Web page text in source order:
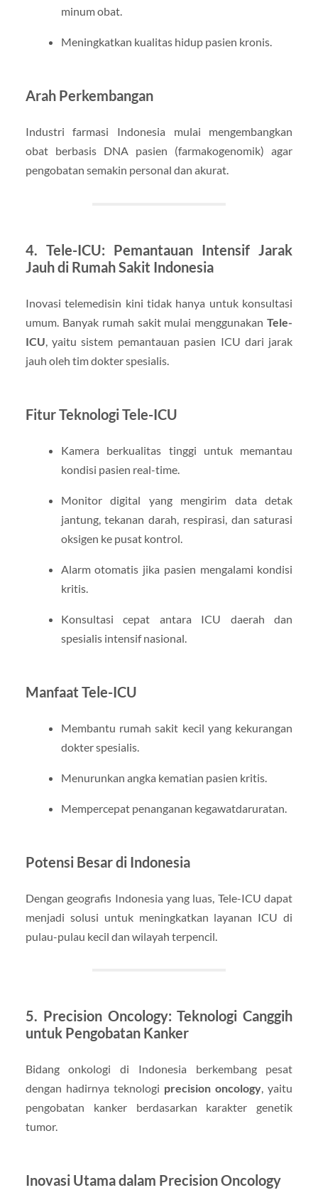
minum obat.
Meningkatkan kualitas hidup pasien kronis.
Arah Perkembangan
Industri farmasi Indonesia mulai mengembangkan
obat berbasis DNA pasien (farmakogenomik) agar
pengobatan semakin personal dan akurat.
4. Tele-ICU: Pemantauan Intensif Jarak
Jauh di Rumah Sakit Indonesia
Inovasi telemedisin kini tidak hanya untuk konsultasi
umum. Banyak rumah sakit mulai menggunakanTele-
ICU , yaitu sistem pemantauan pasien ICU dari jarak
jauh oleh tim dokter spesialis.
Fitur Teknologi Tele-ICU
Kamera berkualitas tinggi untuk memantau
kondisi pasien real-time.
Monitor digital yang mengirim data detak
jantung, tekanan darah, respirasi, dan saturasi
oksigen ke pusat kontrol.
Alarm otomatis jika pasien mengalami kondisi
kritis.
Konsultasi cepat antara ICU daerah dan
spesialis intensif nasional.
Manfaat Tele-ICU
Membantu rumah sakit kecil yang kekurangan
dokter spesialis.
Menurunkan angka kematian pasien kritis.
Mempercepat penanganan kegawatdaruratan.
Potensi Besar di Indonesia
Dengan geografis Indonesia yang luas, Tele-ICU dapat
menjadi solusi untuk meningkatkan layanan ICU di
pulau-pulau kecil dan wilayah terpencil.
5. Precision Oncology: Teknologi Canggih
untuk Pengobatan Kanker
Bidang onkologi di Indonesia berkembang pesat
dengan hadirnya teknologi precision oncology, yaitu
pengobatan kanker berdasarkan karakter genetik
tumor.
Inovasi Utama dalam Precision Oncology